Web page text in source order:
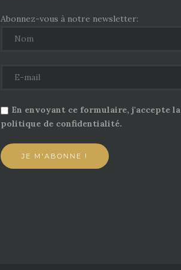
Abonnez-vous à notre newsletter:
En envoyant ce formulaire, j'accepte la
politique de confidentialité.